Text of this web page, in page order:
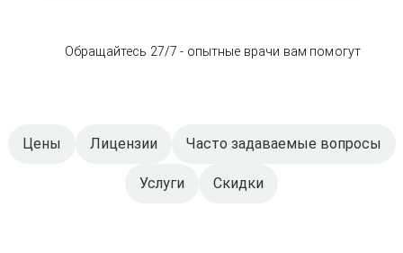
Обращайтесь 27/7 - опытные врачи вам помогут
Цены Лицензии Часто задаваемые вопросы
Услуги Скидки